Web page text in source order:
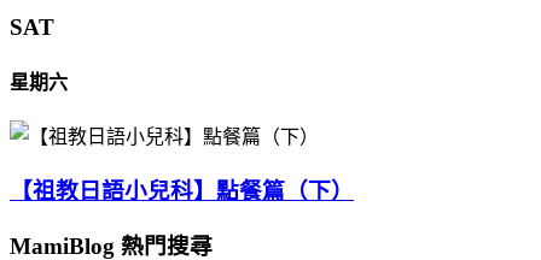
SAT
星期六
【祖教日語小兒科】點餐篇（下）
MamiBlog 熱門搜尋